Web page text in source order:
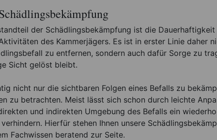
der Schädlingsbekämpfung ist die Dauerhaftigkeit
des Kammerjägers. Es ist in erster Linie daher
zu entfernen, sondern auch dafür Sorge zu
Sicht gelöst bleibt.
nicht nur die sichtbaren Folgen eines Befalls zu
zu betrachten. Meist lässt sich schon durch leichte
und indirekten Umgebung des Befalls ein
Hierfür stehen Ihnen unsere
Fachwissen beratend zur Seite.